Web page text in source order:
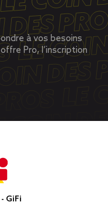
à vos besoins
Pro, l’inscription
GiFi